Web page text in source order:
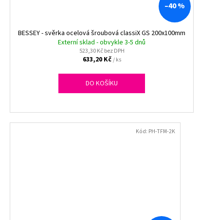
–40 %
BESSEY - svěrka ocelová šroubová classiX GS 200x100mm
Externí sklad - obvykle 3-5 dnů
523,30 Kč bez DPH
633,20 Kč/ ks
DO KOŠÍKU
Kód: PH-TFM-2K